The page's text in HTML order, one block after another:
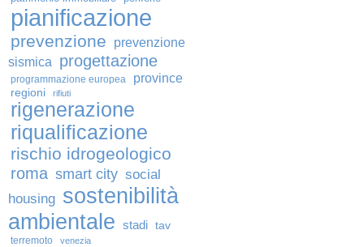
pianificazione
prevenzione
prevenzione
sismica
progettazione
programmazione europea province
regioni rifiuti
rigenerazione
riqualificazione
rischio idrogeologico
roma smart city social
housing sostenibilità
ambientale stadi tav
terremoto venezia